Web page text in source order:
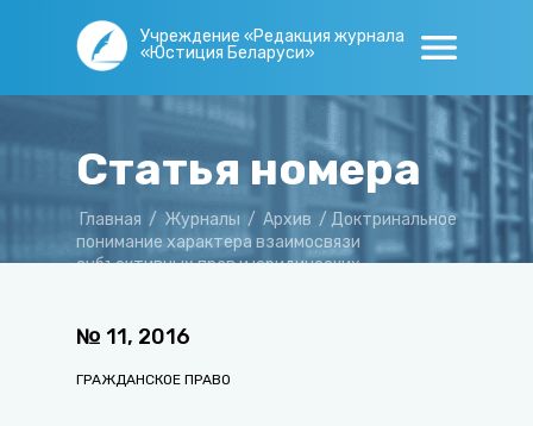
Учреждение «Редакция журнала
«Юстиция Беларуси»
Статья номера
Главная / Журналы / Архив / Доктринальное
понимание характера взаимосвязи
субъективных прав и юридических
№ 11, 2016
ГРАЖДАНСКОЕ ПРАВО